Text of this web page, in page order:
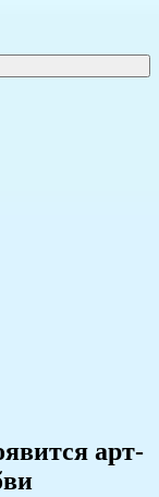
арт-